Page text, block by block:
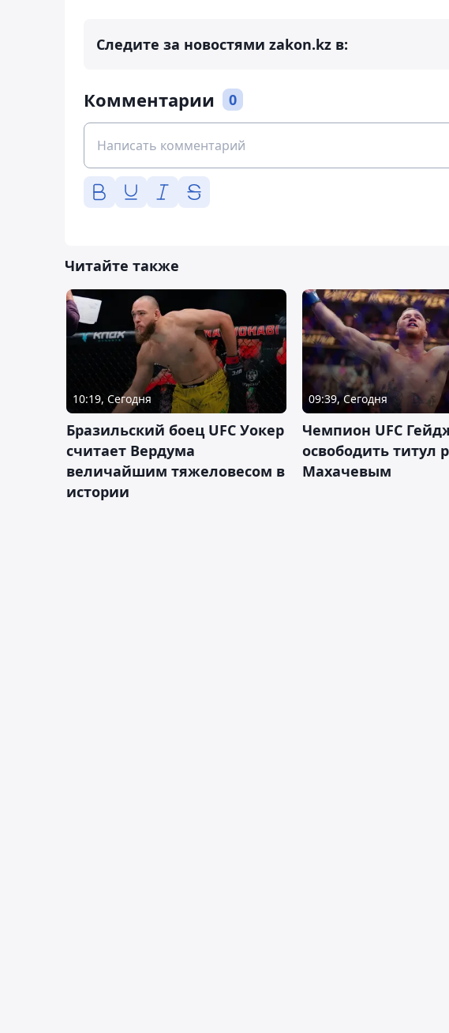
Следите за новостями zakon.kz в:
Комментарии 0
Читайте также
10:19, Сегодня
Бразильский боец UFC Уокер
считает Вердума
величайшим тяжеловесом в
истории
09:39, Сегодня
Чемпион UFC
освободить титул
Махачевым